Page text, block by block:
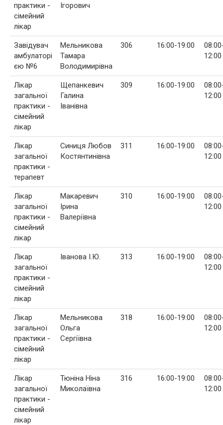
практики -
сімейний
лікар
Ігорович
Завідувач
амбулаторі
єю №6
Мельникова
Тамара
Володимирівна
306 16:00-19:00
12:00
Лікар
загальної
практики -
сімейний
лікар
Щепанкевич
Галина
Іванівна
309 16:00-19:00
12:00
Лікар
загальної
практики -
терапевт
Синиця Любов
Костянтинівна
311 16:00-19:00
12:00
Лікар
загальної
практики -
сімейний
лікар
Макаревич
Ірина
Валеріївна
310 16:00-19:00
12:00
Лікар
загальної
практики -
сімейний
лікар
Іванова І.Ю. 313 16:00-19:00
12:00
Лікар
загальної
практики -
сімейний
лікар
Мельникова
Ольга
Сергіївна
318 16:00-19:00
12:00
Лікар
загальної
практики -
сімейний
лікар
Тюніна Ніна
Миколаївна
316 16:00-19:00
12:00